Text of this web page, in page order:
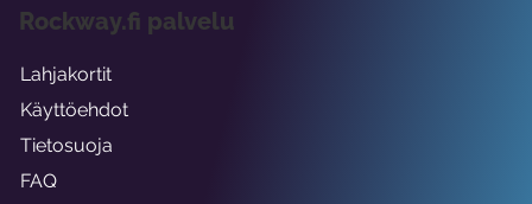
Rockway.fi palvelu
Lahjakortit
Käyttöehdot
Tietosuoja
FAQ